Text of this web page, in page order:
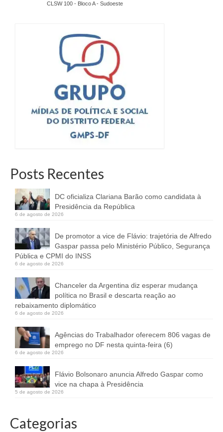
CLSW 100 - Bloco A - Sudoeste
Posts Recentes
DC oficializa Clariana Barão como candidata à
Presidência da República
6 de agosto de 2026
De promotor a vice de Flávio: trajetória de Alfredo
Gaspar passa pelo Ministério Público, Segurança
Pública e CPMI do INSS
6 de agosto de 2026
Chanceler da Argentina diz esperar mudança
política no Brasil e descarta reação ao
rebaixamento diplomático
6 de agosto de 2026
Agências do Trabalhador oferecem 806 vagas de
emprego no DF nesta quinta-feira (6)
6 de agosto de 2026
Flávio Bolsonaro anuncia Alfredo Gaspar como
vice na chapa à Presidência
5 de agosto de 2026
Categorias